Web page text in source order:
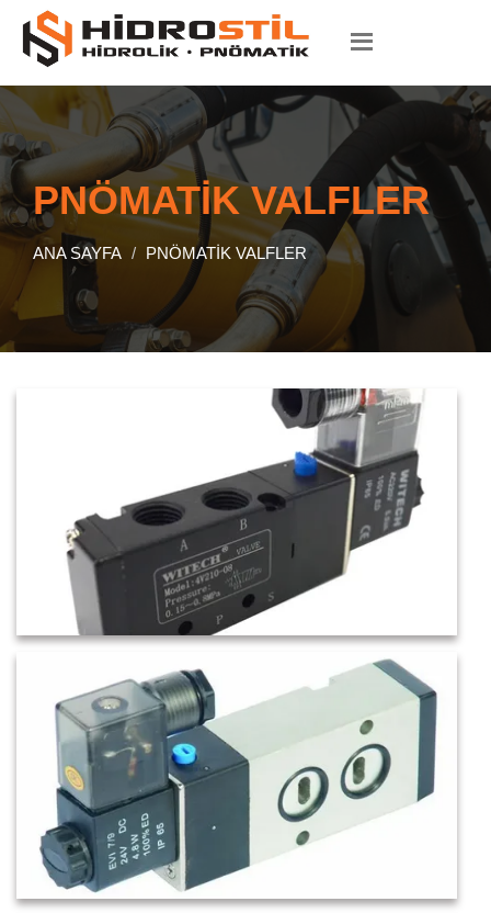
PNÖMATİK VALFLER
ANA SAYFA PNÖMATİK VALFLER